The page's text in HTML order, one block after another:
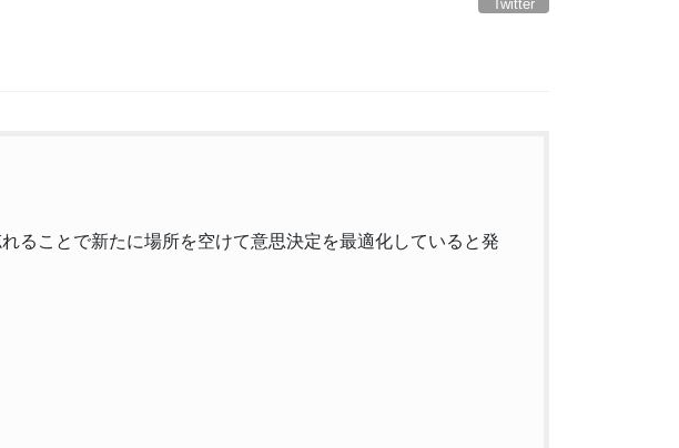
Twitter
ることで新たに場所を空けて意思決定を最適化していると発